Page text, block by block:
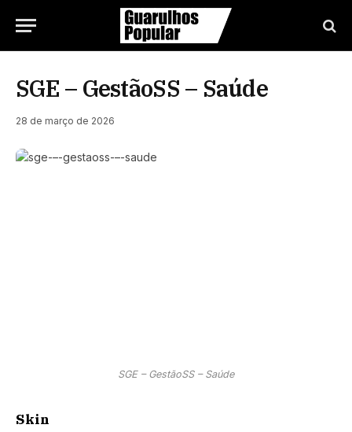
SGE – GestãoSS – Saúde
28 de março de 2026
SGE – GestãoSS – Saúde
Skin